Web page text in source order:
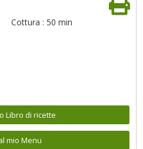
Cottura : 50 min
Libro di ricette
mio Menu